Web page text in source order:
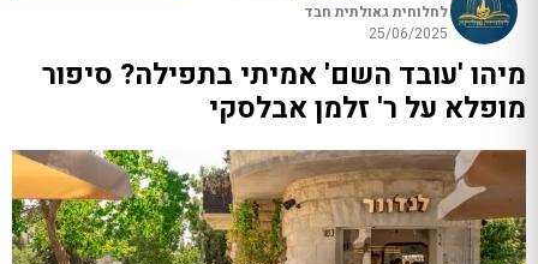
לחלוחית גאולתית חבד
25/06/2025
מיהו 'עובד השם' אמיתי בתפילה? סיפור
מופלא על ר' זלמן אבלסקי